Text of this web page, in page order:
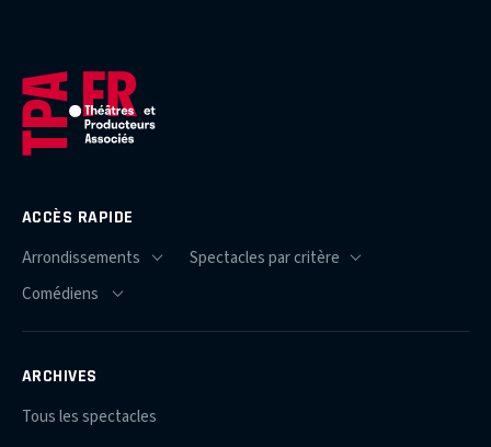
ACCÈS RAPIDE
ARCHIVES
Tous les spectacles